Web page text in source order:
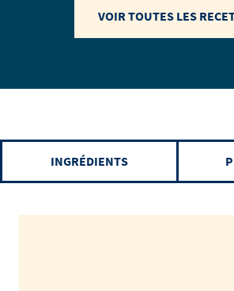
VOIR TOUTES LES
INGRÉDIENTS